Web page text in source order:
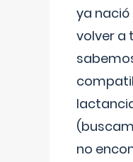
ya nació
volver a
no